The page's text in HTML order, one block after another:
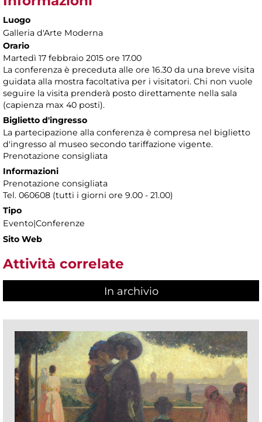
Luogo
Galleria d'Arte Moderna
Orario
Martedì 17 febbraio 2015 ore 17.00
La conferenza è preceduta alle ore 16.30 da una breve visita
guidata alla mostra facoltativa per i visitatori. Chi non vuole
seguire la visita prenderà posto direttamente nella sala
(capienza max 40 posti).
Biglietto d'ingresso
La partecipazione alla conferenza è compresa nel biglietto
d'ingresso al museo secondo tariffazione vigente.
Prenotazione consigliata
Informazioni
Prenotazione consigliata
Tel. 060608 (tutti i giorni ore 9.00 - 21.00)
Tipo
Evento|Conferenze
Sito Web
Attività correlate
In archivio